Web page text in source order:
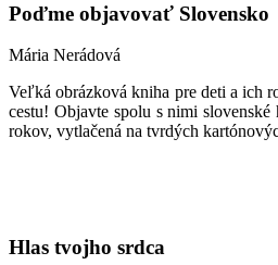
Poďme objavovať Slovensko
Mária Nerádová
Veľká obrázková kniha pre deti a ich
cestu! Objavte spolu s nimi
rokov, vytlačená na tvrdých
Hlas tvojho srdca